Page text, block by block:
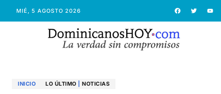
MIÉ, 5 AGOSTO 2026
INICIO LO ÚLTIMO NOTICIAS